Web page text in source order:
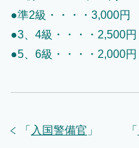
●準2級・・・・3,000円
●3、4級・・・・2,500円
●5、6級・・・・2,000円
「
「 入国警備官 」